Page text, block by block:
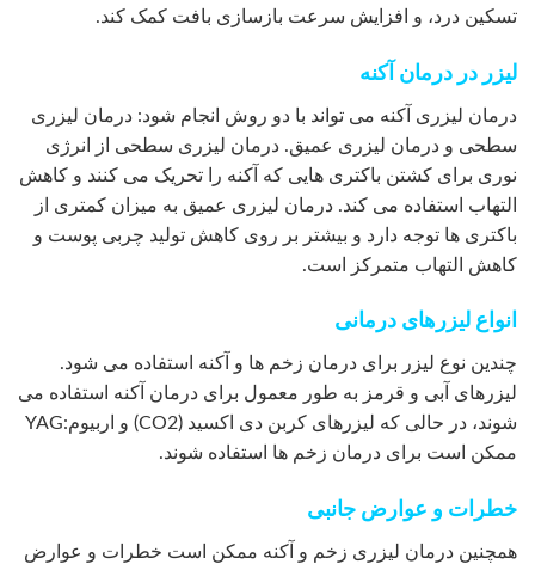
تسکین درد، و افزایش سرعت بازسازی بافت کمک کند.
لیزر در درمان آکنه
درمان لیزری آکنه می تواند با دو روش انجام شود: درمان لیزری
سطحی و درمان لیزری عمیق. درمان لیزری سطحی از انرژی
نوری برای کشتن باکتری هایی که آکنه را تحریک می کنند و کاهش
التهاب استفاده می کند. درمان لیزری عمیق به میزان کمتری از
باکتری ها توجه دارد و بیشتر بر روی کاهش تولید چربی پوست و
کاهش التهاب متمرکز است.
انواع لیزرهای درمانی
چندین نوع لیزر برای درمان زخم ها و آکنه استفاده می شود.
لیزرهای آبی و قرمز به طور معمول برای درمان آکنه استفاده می
شوند، در حالی که لیزرهای کربن دی اکسید (CO2) و اربیوم:YAG
ممکن است برای درمان زخم ها استفاده شوند.
خطرات و عوارض جانبی
همچنین درمان لیزری زخم و آکنه ممکن است خطرات و عوارض